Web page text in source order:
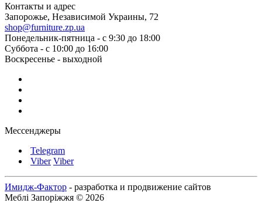
Контакты и адрес
Запорожье, Независимой Украины, 72
shop@furniture.zp.ua
Понедельник-пятница - с 9:30 до 18:00
Суббота - с 10:00 до 16:00
Воскресенье - выходной
Мессенджеры
Telegram
Viber Viber
Имидж-Фактор - разработка и продвижение сайтов
Меблі Запоріжжя © 2026